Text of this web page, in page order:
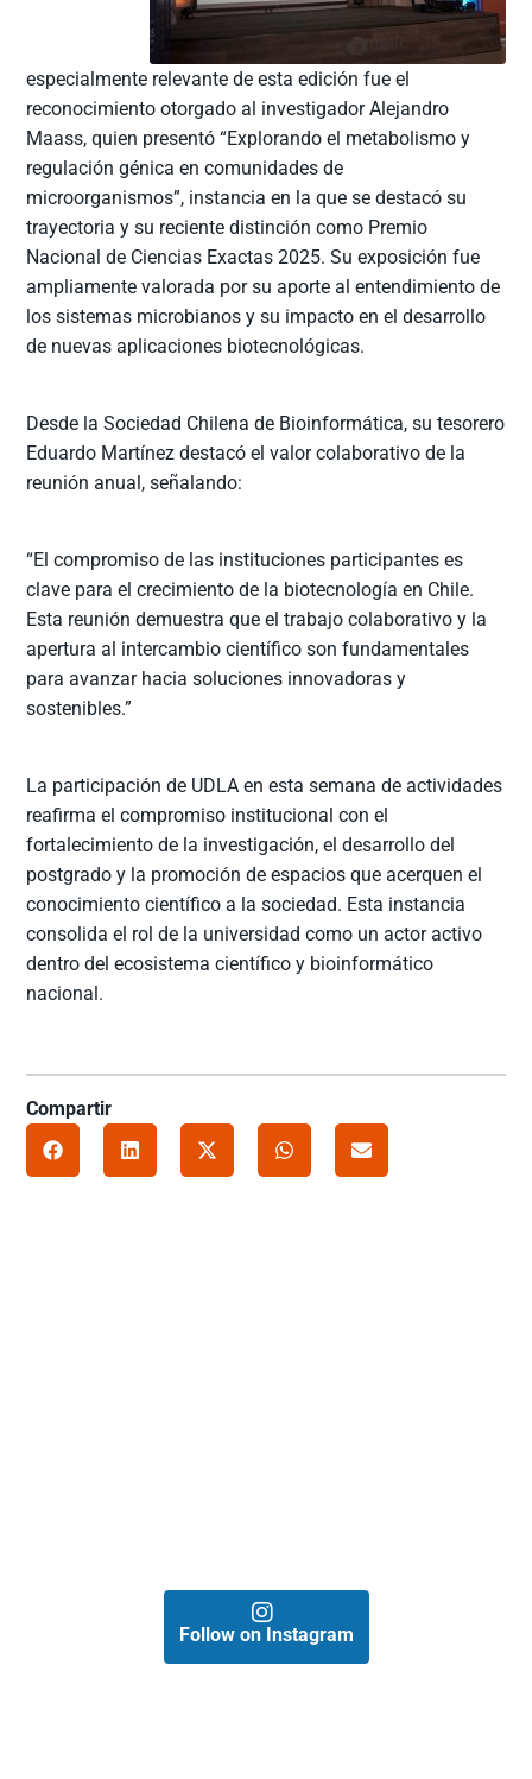
especialmente relevante de esta edición fue el
reconocimiento otorgado al investigador Alejandro
Maass, quien presentó “Explorando el metabolismo y
regulación génica en comunidades de
microorganismos”, instancia en la que se destacó su
trayectoria y su reciente distinción como Premio
Nacional de Ciencias Exactas 2025. Su exposición fue
ampliamente valorada por su aporte al entendimiento de
los sistemas microbianos y su impacto en el desarrollo
de nuevas aplicaciones biotecnológicas.
Desde la Sociedad Chilena de Bioinformática, su tesorero
Eduardo Martínez destacó el valor colaborativo de la
reunión anual, señalando:
“El compromiso de las instituciones participantes es
clave para el crecimiento de la biotecnología en Chile.
Esta reunión demuestra que el trabajo colaborativo y la
apertura al intercambio científico son fundamentales
para avanzar hacia soluciones innovadoras y
sostenibles.”
La participación de UDLA en esta semana de actividades
reafirma el compromiso institucional con el
fortalecimiento de la investigación, el desarrollo del
postgrado y la promoción de espacios que acerquen el
conocimiento científico a la sociedad. Esta instancia
consolida el rol de la universidad como un actor activo
dentro del ecosistema científico y bioinformático
nacional.
Compartir
Follow on Instagram